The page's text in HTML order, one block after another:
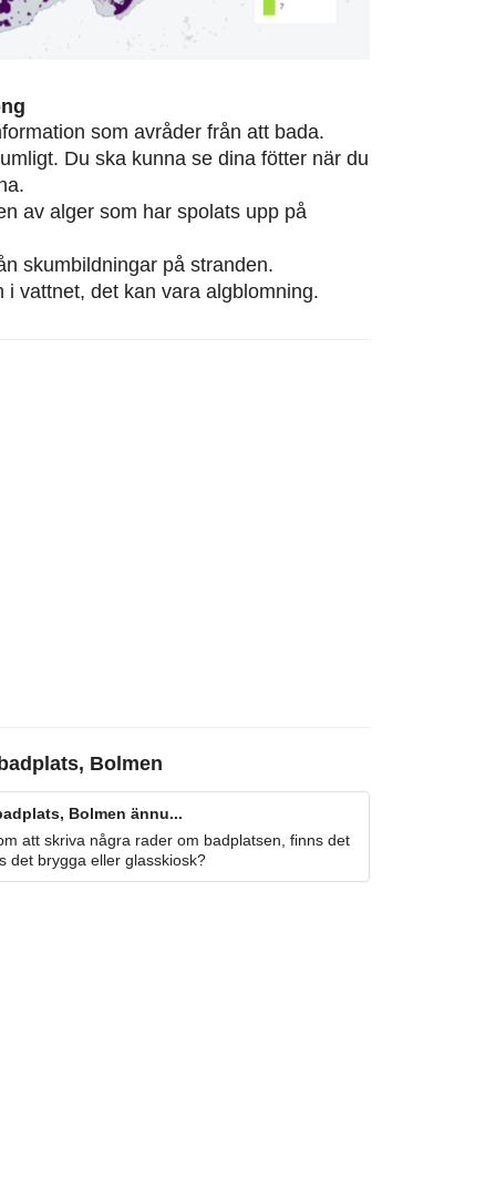
som avråder från att bada.
Du ska kunna se dina fötter när du
av alger som har spolats upp på
skumbildningar på stranden.
i vattnet, det kan vara algblomning.
Bolmen
Bolmen ännu...
att skriva några rader om badplatsen, finns det
det brygga eller glasskiosk?